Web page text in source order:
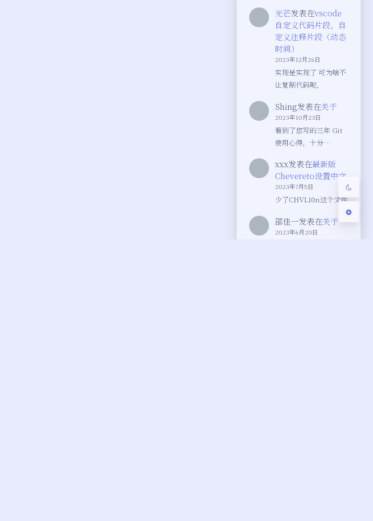
浅阴影 深阴影
暗化 灰度
光芒发表在vscode
自定义代码片段，自
定义注释片段（动态
时间）
2023年12月26日
实现是实现了 可为啥不
让复制代码呢，
Shing发表在关于
2023年10月23日
看到了您写的三年 Git
使用心得，十分…
xxx发表在最新版
Chevereto设置中文
2023年7月5日
少了CHVL10n这个文件
邵佳一发表在关于
2023年6月20日